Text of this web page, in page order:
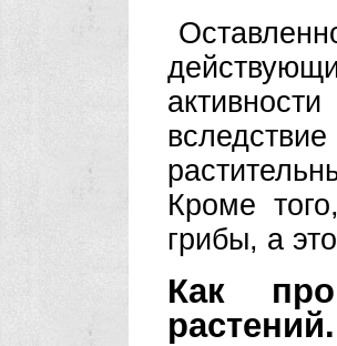
Кроме
грибы, а
Как
растений.